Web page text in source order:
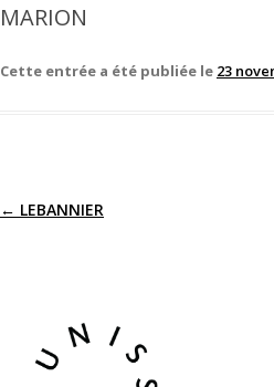
MARION
Cette entrée a été publiée le 23
Navigation
articles
← LEBANNIER